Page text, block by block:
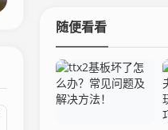
随便看看